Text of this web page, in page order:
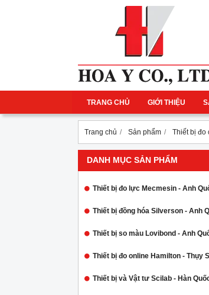
TRANG CHỦ GIỚI THIỆU
Trang chủ Sản phẩm Thiết bị đo
DANH MỤC SẢN PHẨM
Thiết bị đo lực Mecmesin - Anh
Thiết bị đồng hóa Silverson - Anh
Thiết bị so màu Lovibond - Anh
Thiết bị đo online Hamilton - Thụy
Thiết bị và Vật tư Scilab - Hàn